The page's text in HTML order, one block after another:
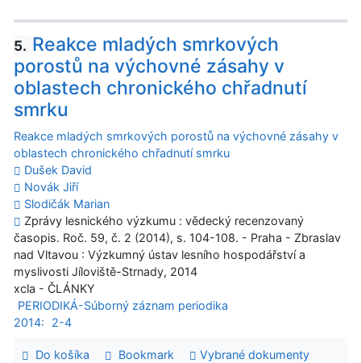
5. Reakce mladých smrkových
porostů na výchovné zásahy v
oblastech chronického chřadnutí
smrku
Reakce mladých smrkových porostů na výchovné zásahy v
oblastech chronického chřadnutí smrku
Dušek David
Novák Jiří
Slodičák Marian
Zprávy lesnického výzkumu : vědecký recenzovaný
časopis. Roč. 59, č. 2 (2014), s. 104-108. - Praha - Zbraslav
nad Vltavou : Výzkumný ústav lesního hospodářství a
myslivosti Jíloviště-Strnady, 2014
xcla - ČLÁNKY
PERIODIKÁ-Súborný záznam periodika
2014:
2-4
Do košíka Bookmark Vybrané dokumenty